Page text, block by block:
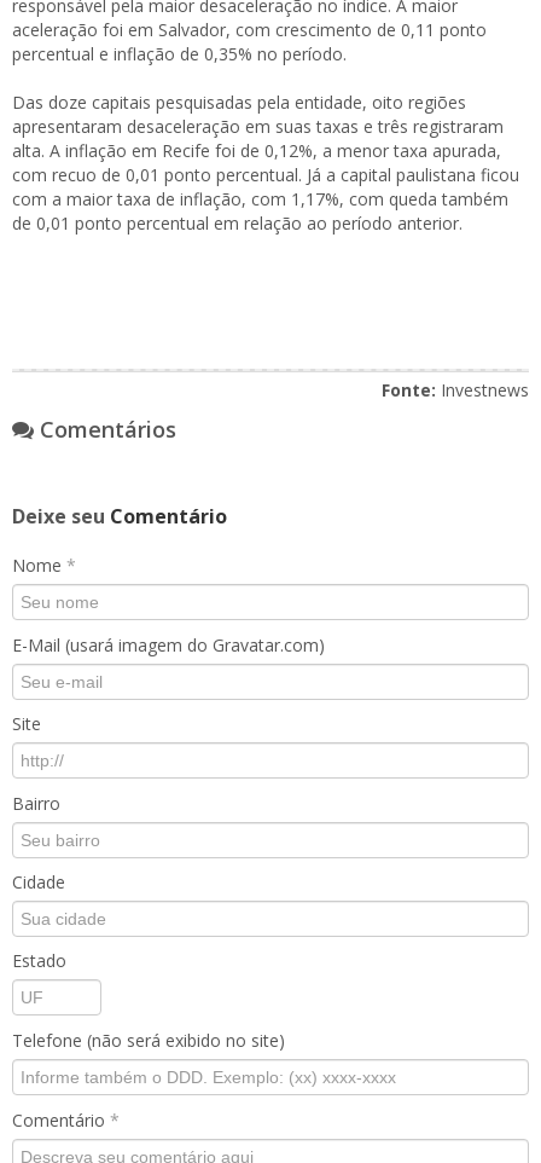
responsável pela maior desaceleração no índice. A maior
aceleração foi em Salvador, com crescimento de 0,11 ponto
percentual e inflação de 0,35% no período.
Das doze capitais pesquisadas pela entidade, oito regiões
apresentaram desaceleração em suas taxas e três registraram
alta. A inflação em Recife foi de 0,12%, a menor taxa apurada,
com recuo de 0,01 ponto percentual. Já a capital paulistana ficou
com a maior taxa de inflação, com 1,17%, com queda também
de 0,01 ponto percentual em relação ao período anterior.
Fonte: Investnews
Comentários
Deixe seu Comentário
Nome *
E-Mail (usará imagem do Gravatar.com)
Site
Bairro
Cidade
Estado
Telefone (não será exibido no site)
Comentário *